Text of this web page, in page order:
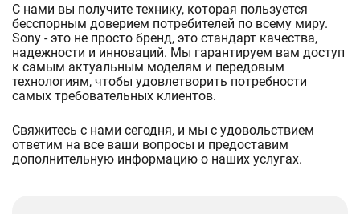
С нами вы получите технику, которая пользуется
бесспорным доверием потребителей по всему миру.
Sony - это не просто бренд, это стандарт качества,
надежности и инноваций. Мы гарантируем вам доступ
к самым актуальным моделям и передовым
технологиям, чтобы удовлетворить потребности
самых требовательных клиентов.
Свяжитесь с нами сегодня, и мы с удовольствием
ответим на все ваши вопросы и предоставим
дополнительную информацию о наших услугах.